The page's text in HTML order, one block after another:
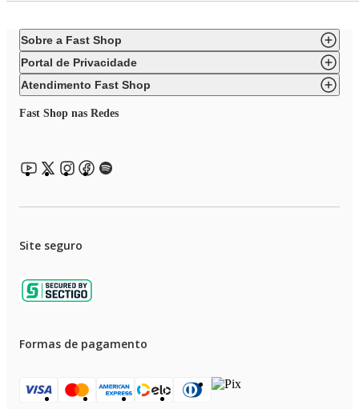
Sobre a Fast Shop
Portal de Privacidade
Atendimento Fast Shop
Fast Shop nas Redes
Site seguro
Formas de pagamento